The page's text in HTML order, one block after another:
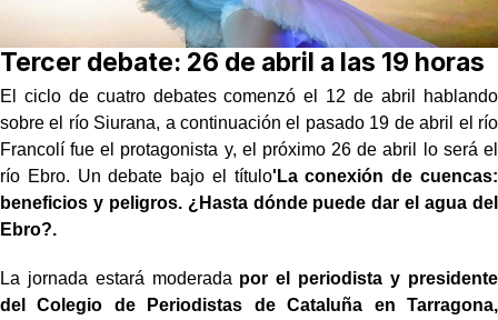
Tercer debate: 26 de abril a las 19 horas
El ciclo de cuatro debates comenzó el 12 de abril hablando
sobre el río Siurana, a continuación el pasado 19 de abril el río
Francolí fue el protagonista y, el próximo 26 de abril lo será el
río Ebro. Un debate bajo el título'La conexión de cuencas:
beneficios y peligros. ¿Hasta dónde puede dar el agua del
Ebro?.
La jornada estará moderada por el periodista y presidente
del Colegio de Periodistas de Cataluña en Tarragona,